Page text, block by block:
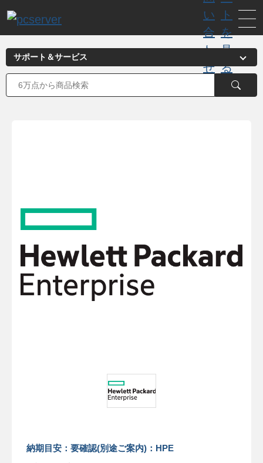
納期目安：要確認(別途ご案内)：HPE